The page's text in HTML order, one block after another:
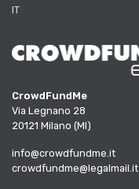
IT
CrowdFundMe
Via Legnano 28
20121 Milano (MI)
info@crowdfundme.it
crowdfundme@legalmail.it